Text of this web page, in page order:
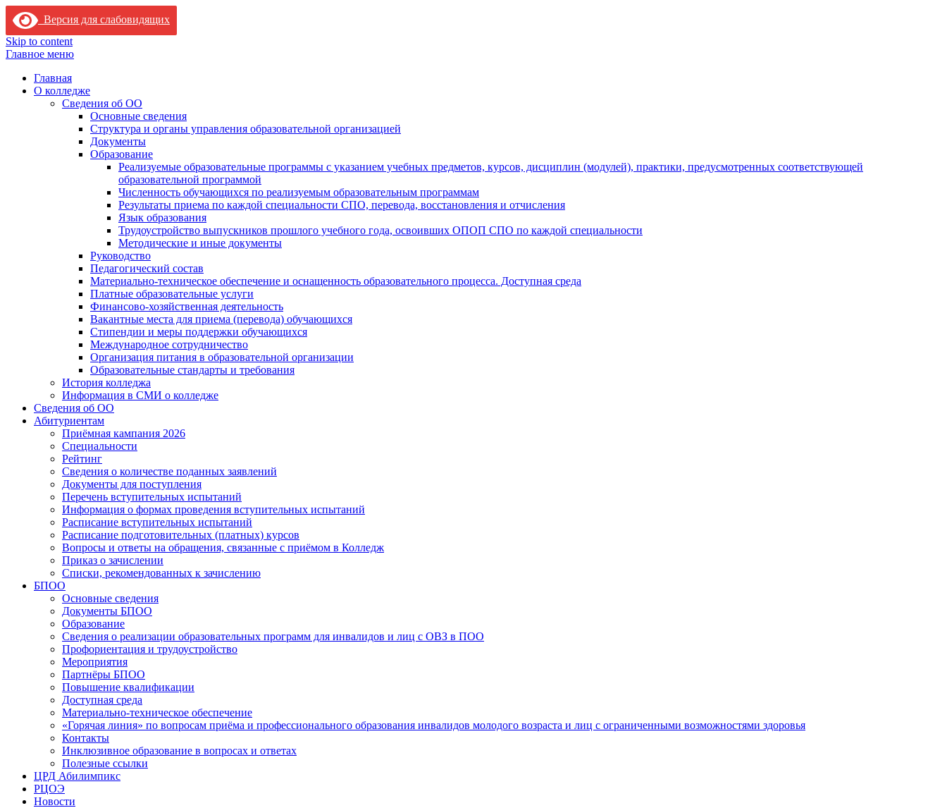
Версия для слабовидящих
Skip to content
Главное меню
Главная
О колледже
Сведения об ОО
Основные сведения
Структура и органы управления образовательной организацией
Документы
Образование
Реализуемые образовательные программы с указанием учебных предметов, курсов, дисциплин (модулей), практики, предусмотренных соответствующей
образовательной программой
Численность обучающихся по реализуемым образовательным программам
Результаты приема по каждой специальности СПО, перевода, восстановления и отчисления
Язык образования
Трудоустройство выпускников прошлого учебного года, освоивших ОПОП СПО по каждой специальности
Методические и иные документы
Руководство
Педагогический состав
Материально-техническое обеспечение и оснащенность образовательного процесса. Доступная среда
Платные образовательные услуги
Финансово-хозяйственная деятельность
Вакантные места для приема (перевода) обучающихся
Стипендии и меры поддержки обучающихся
Международное сотрудничество
Организация питания в образовательной организации
Образовательные стандарты и требования
История колледжа
Информация в СМИ о колледже
Сведения об ОО
Абитуриентам
Приёмная кампания 2026
Специальности
Рейтинг
Сведения о количестве поданных заявлений
Документы для поступления
Перечень вступительных испытаний
Информация о формах проведения вступительных испытаний
Расписание вступительных испытаний
Расписание подготовительных (платных) курсов
Вопросы и ответы на обращения, связанные с приёмом в Колледж
Приказ о зачислении
Списки, рекомендованных к зачислению
БПОО
Основные сведения
Документы БПОО
Образование
Сведения о реализации образовательных программ для инвалидов и лиц с ОВЗ в ПОО
Профориентация и трудоустройство
Мероприятия
Партнёры БПОО
Повышение квалификации
Доступная среда
Материально-техническое обеспечение
«Горячая линия» по вопросам приёма и профессионального образования инвалидов молодого возраста и лиц с ограниченными возможностями здоровья
Контакты
Инклюзивное образование в вопросах и ответах
Полезные ссылки
ЦРД Абилимпикс
РЦОЭ
Новости